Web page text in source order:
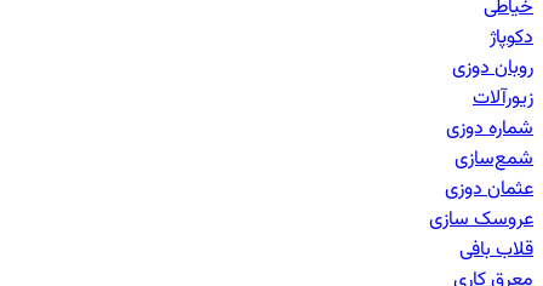
خیاطی
دکوپاژ
روبان دوزی
زیورآلات
شماره دوزی
شمع‌سازی
عثمان دوزی
عروسک سازی
قلاب بافی